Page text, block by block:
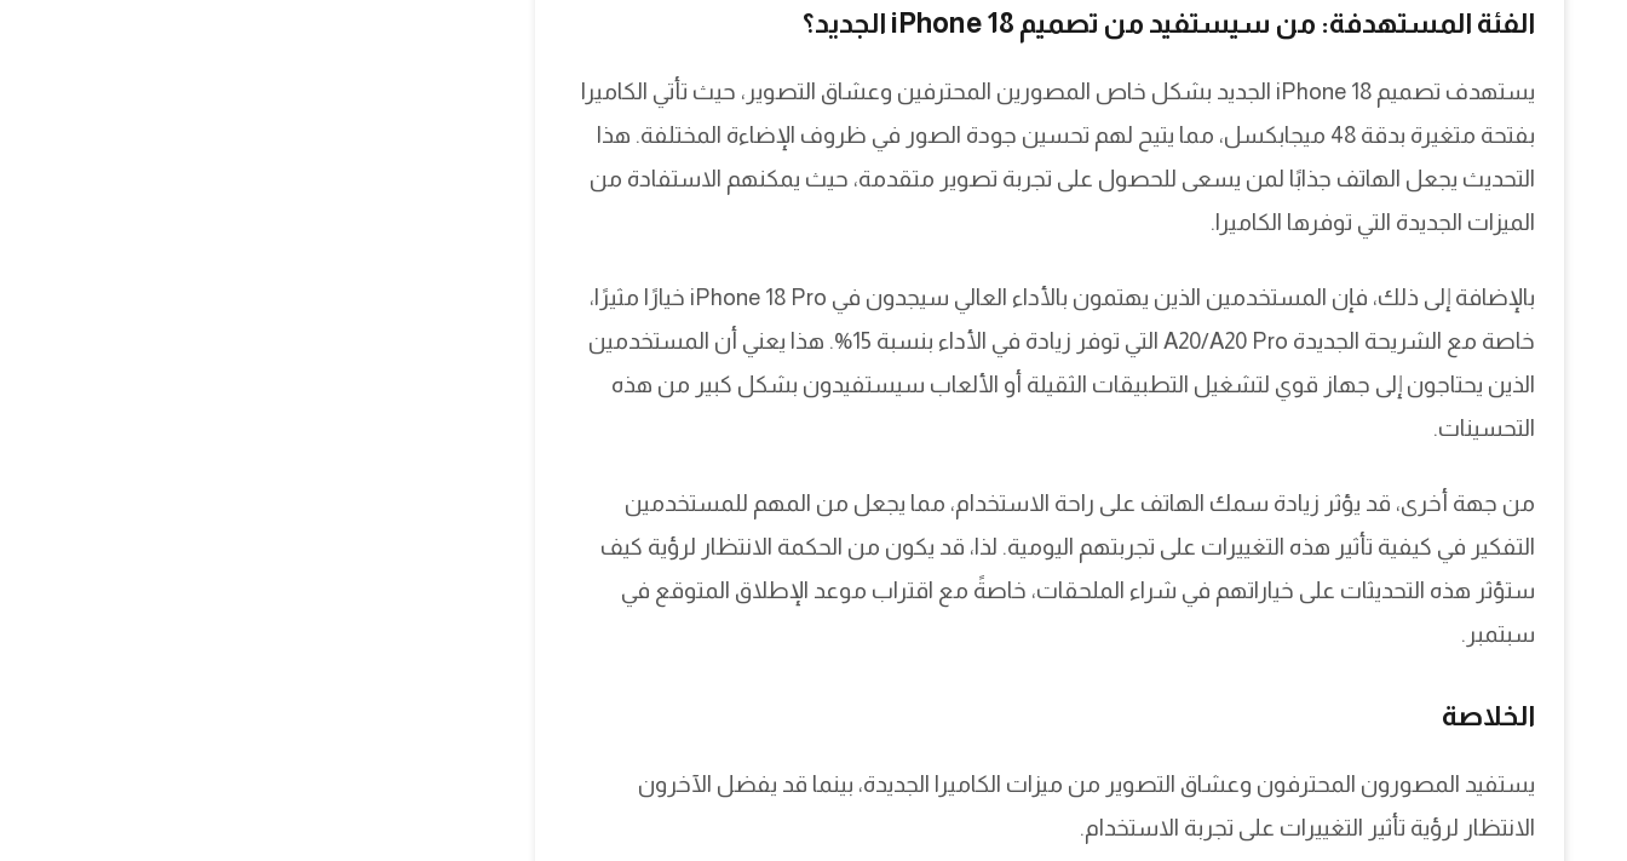
الفئة المستهدفة: من سيستفيد من تصميم iPhone 18 الجديد؟
يستهدف تصميم iPhone 18 الجديد بشكل خاص المصورين المحترفين وعشاق التصوير، حيث تأتي الكاميرا
بفتحة متغيرة بدقة 48 ميجابكسل، مما يتيح لهم تحسين جودة الصور في ظروف الإضاءة المختلفة. هذا
التحديث يجعل الهاتف جذابًا لمن يسعى للحصول على تجربة تصوير متقدمة، حيث يمكنهم الاستفادة من
الميزات الجديدة التي توفرها الكاميرا.
بالإضافة إلى ذلك، فإن المستخدمين الذين يهتمون بالأداء العالي سيجدون في iPhone 18 Pro خيارًا مثيرًا،
خاصة مع الشريحة الجديدة A20/A20 Pro التي توفر زيادة في الأداء بنسبة 15%. هذا يعني أن المستخدمين
الذين يحتاجون إلى جهاز قوي لتشغيل التطبيقات الثقيلة أو الألعاب سيستفيدون بشكل كبير من هذه
التحسينات.
من جهة أخرى، قد يؤثر زيادة سمك الهاتف على راحة الاستخدام، مما يجعل من المهم للمستخدمين
التفكير في كيفية تأثير هذه التغييرات على تجربتهم اليومية. لذا، قد يكون من الحكمة الانتظار لرؤية كيف
ستؤثر هذه التحديثات على خياراتهم في شراء الملحقات، خاصةً مع اقتراب موعد الإطلاق المتوقع في
سبتمبر.
الخلاصة
يستفيد المصورون المحترفون وعشاق التصوير من ميزات الكاميرا الجديدة، بينما قد يفضل الآخرون
الانتظار لرؤية تأثير التغييرات على تجربة الاستخدام.